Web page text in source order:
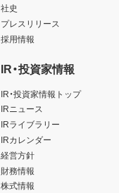
社史
プレスリリース
採用情報
IR・投資家情報
IR・投資家情報トップ
IRニュース
IRライブラリー
IRカレンダー
経営方針
財務情報
株式情報